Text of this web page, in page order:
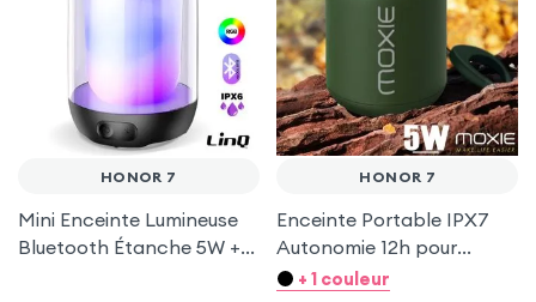
HONOR 7
Mini Enceinte Lumineuse
Bluetooth Étanche 5W +
HONOR 7
Enceinte Portable IPX7
Autonomie 12h pour
Honor 7
+ 1 couleur